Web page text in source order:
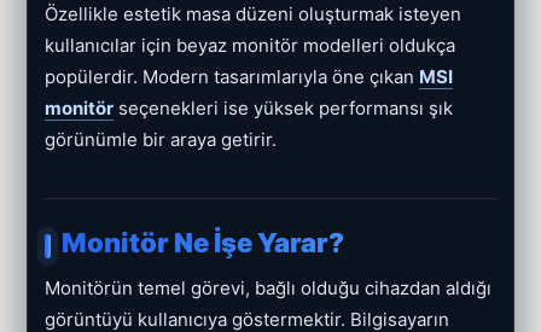
Özellikle estetik masa düzeni oluşturmak isteyen
kullanıcılar için beyaz monitör modelleri oldukça
popülerdir. Modern tasarımlarıyla öne çıkan MSI
monitör seçenekleri ise yüksek performansı şık
görünümle bir araya getirir.
Monitör Ne İşe Yarar?
Monitörün temel görevi, bağlı olduğu cihazdan aldığı
görüntüyü kullanıcıya göstermektir. Bilgisayarın